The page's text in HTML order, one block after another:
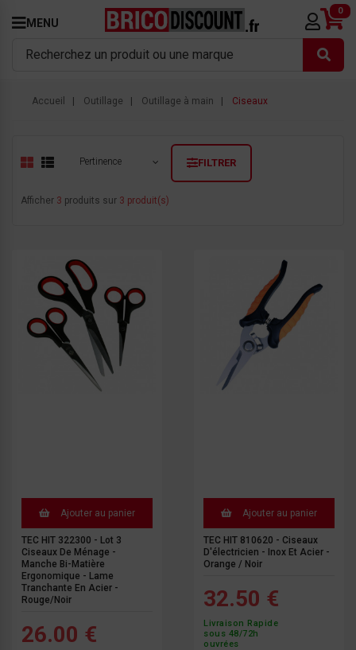
MENU
0
Accueil Outillage Outillage à main Ciseaux
Pertinence FILTRER
Afficher 3 produits sur 3 produit(s)
Ajouter au panier
TEC HIT 322300 - Lot 3
Ciseaux De Ménage -
Manche Bi-Matière
Ergonomique - Lame
Tranchante En Acier -
Rouge/Noir
26.00 €
Ajouter au panier
TEC HIT 810620 - Ciseaux
D'électricien - Inox Et Acier -
Orange / Noir
32.50 €
Livraison Rapide
sous 48/72h
ouvrées